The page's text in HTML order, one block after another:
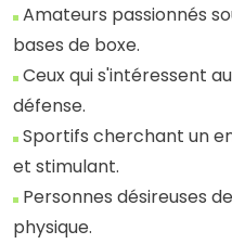
Amateurs passionnés
bases de boxe.
Ceux qui s'intéressent
défense.
Sportifs cherchant un
et stimulant.
Personnes désireuses
physique.